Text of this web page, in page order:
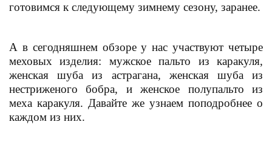
готовимся к следующему зимнему сезону, заранее.
А в сегодняшнем обзоре у нас участвуют четыре
меховых изделия: мужское пальто из каракуля,
женская шуба из астрагана, женская шуба из
нестриженого бобра, и женское полупальто из
меха каракуля. Давайте же узнаем поподробнее о
каждом из них.